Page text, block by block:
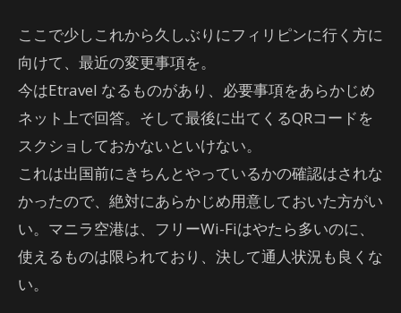
ここで少しこれから久しぶりにフィリピンに行く方に
向けて、最近の変更事項を。
今はEtravel なるものがあり、必要事項をあらかじめ
ネット上で回答。そして最後に出てくるQRコードを
スクショしておかないといけない。
これは出国前にきちんとやっているかの確認はされな
かったので、絶対にあらかじめ用意しておいた方がい
い。マニラ空港は、フリーWi-Fiはやたら多いのに、
使えるものは限られており、決して通人状況も良くな
い。